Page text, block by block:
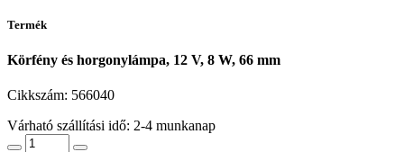
Termék
Körfény és horgonylámpa, 12 V, 8 W, 66 mm
Cikkszám: 566040
Várható szállítási idő: 2-4 munkanap